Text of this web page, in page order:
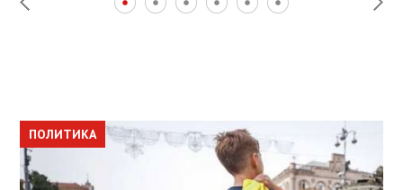
ПОЛИТИКА
ПОЛИТИКА
ОБЩЕСТВО
ПОЛИТИКА
ЭКОНОМИКА